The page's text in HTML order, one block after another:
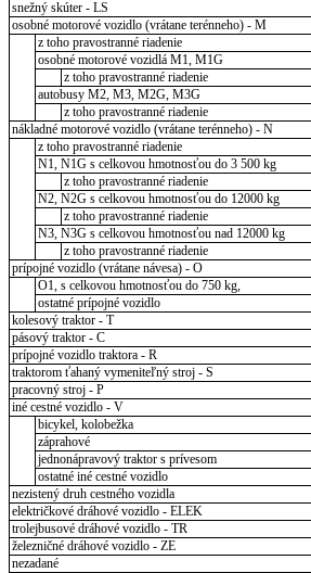
snežný skúter - LS
osobné motorové vozidlo (vrátane terénneho) - M
z toho pravostranné riadenie
osobné motorové vozidlá M1, M1G
z toho pravostranné riadenie
autobusy M2, M3, M2G, M3G
z toho pravostranné riadenie
nákladné motorové vozidlo (vrátane terénneho) - N
z toho pravostranné riadenie
N1, N1G s celkovou hmotnosťou do 3 500 kg
z toho pravostranné riadenie
N2, N2G s celkovou hmotnosťou do 12000 kg
z toho pravostranné riadenie
N3, N3G s celkovou hmotnosťou nad 12000 kg
z toho pravostranné riadenie
prípojné vozidlo (vrátane návesa) - O
O1, s celkovou hmotnosťou do 750 kg,
ostatné prípojné vozidlo
kolesový traktor - T
pásový traktor - C
prípojné vozidlo traktora - R
traktorom ťahaný vymeniteľný stroj - S
pracovný stroj - P
iné cestné vozidlo - V
bicykel, kolobežka
záprahové
jednonápravový traktor s prívesom
ostatné iné cestné vozidlo
nezistený druh cestného vozidla
električkové dráhové vozidlo - ELEK
trolejbusové dráhové vozidlo - TR
železničné dráhové vozidlo - ZE
nezadané